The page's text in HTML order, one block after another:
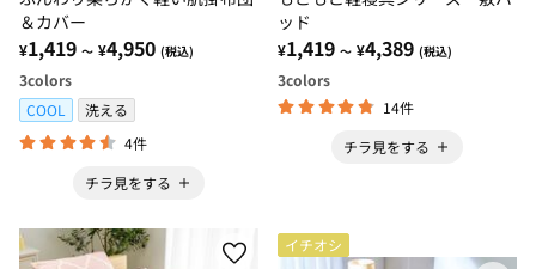
＆カバー
¥1,419 ～ ¥4,950 (税込)
3colors
COOL
洗える
4件
チラ見をする
ッド
¥1,419 ～ ¥4,389 (税込)
3colors
14件
チラ見をする
イチオシ